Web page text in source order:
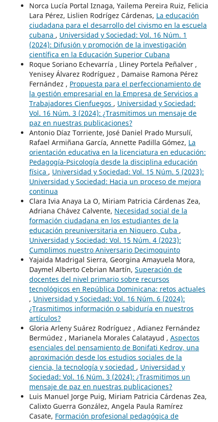
Norca Lucía Portal Iznaga, Yailema Pereira Ruiz, Felicia
Lara Pérez, Lislien Rodrígez Cárdenas, La educación
ciudadana para el desarrollo del civismo en la escuela
cubana , Universidad y Sociedad: Vol. 16 Núm. 1
(2024): Difusión y promoción de la investigación
científica en la Educación Superior Cubana
Roque Soriano Echevarría , Lliney Portela Peñalver ,
Yenisey Álvarez Rodríguez , Damaise Ramona Pérez
Fernández , Propuesta para el perfeccionamiento de
la gestión empresarial en la Empresa de Servicios a
Trabajadores Cienfuegos , Universidad y Sociedad:
Vol. 16 Núm. 3 (2024): ¿Trasmitimos un mensaje de
paz en nuestras publicaciones?
Antonio Díaz Torriente, José Daniel Prado Mursulí,
Rafael Armiñana García, Annette Padilla Gómez, La
orientación educativa en la licenciatura en educación:
Pedagogía-Psicología desde la disciplina educación
física , Universidad y Sociedad: Vol. 15 Núm. 5 (2023):
Universidad y Sociedad: Hacia un proceso de mejora
continua
Clara Ivia Anaya La O, Miriam Patricia Cárdenas Zea,
Adriana Chávez Calvente, Necesidad social de la
formación ciudadana en los estudiantes de la
educación preuniversitaria en Niquero, Cuba ,
Universidad y Sociedad: Vol. 15 Núm. 4 (2023):
Cumplimos nuestro Aniversario Decimoquinto
Yajaida Madrigal Sierra, Georgina Amayuela Mora,
Daymel Alberto Cebrian Martín, Superación de
docentes del nivel primario sobre recursos
tecnológicos en República Dominicana: retos actuales
, Universidad y Sociedad: Vol. 16 Núm. 6 (2024):
¿Trasmitimos información o sabiduría en nuestros
artículos?
Gloria Arleny Suárez Rodríguez , Adianez Fernández
Bermúdez , Marianela Morales Calatayud , Aspectos
esenciales del pensamiento de Bonifati Kedrov, una
aproximación desde los estudios sociales de la
ciencia, la tecnología y sociedad , Universidad y
Sociedad: Vol. 16 Núm. 3 (2024): ¿Trasmitimos un
mensaje de paz en nuestras publicaciones?
Luis Manuel Jorge Puig, Miriam Patricia Cárdenas Zea,
Calixto Guerra González, Angela Paula Ramírez
Casate, Formación profesional pedagógica de